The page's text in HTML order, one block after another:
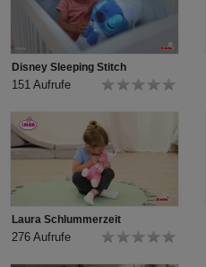
Disney Sleeping Stitch
151 Aufrufe
Laura Schlummerzeit
276 Aufrufe